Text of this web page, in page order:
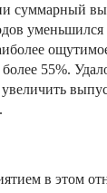
суммарный
55%.
в этом